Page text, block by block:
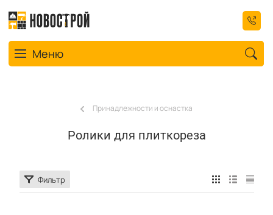
Toggle navigation
Меню
Принадлежности и оснастка
Ролики для плиткореза
Фильтр